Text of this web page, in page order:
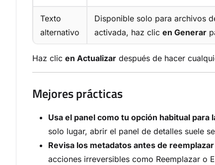
Texto
alternativo
Disponible solo para archivos
activada, haz clic en Generar
Haz clic en Actualizar después de hacer
Mejores prácticas
Usa el panel como tu opción habitual para
solo lugar, abrir el panel de detalles suele
Revisa los metadatos antes de
acciones irreversibles como Reemplazar o